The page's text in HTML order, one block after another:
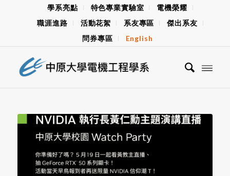
學系亮點 特色專業實驗室
電機榮耀
職涯進路
活動花絮 系友專區
傑出系友
問券專區
English